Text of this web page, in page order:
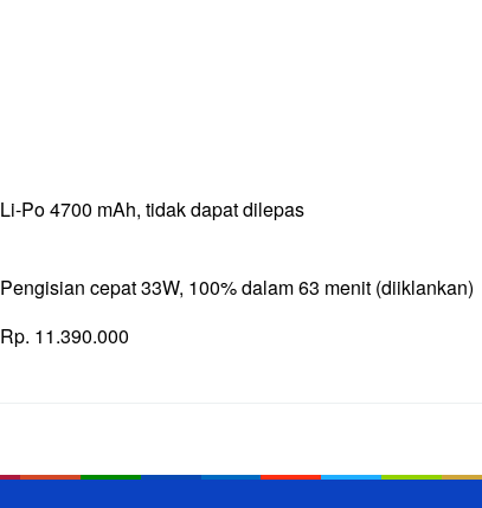
Li-Po 4700 mAh, tidak dapat dilepas
Pengisian cepat 33W, 100% dalam 63 menit (diiklankan)
Rp. 11.390.000